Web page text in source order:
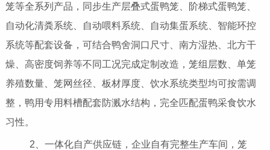
笼等全系列产品，同步生产层叠式蛋鸭笼、阶梯式蛋鸭笼、
自动化清粪系统、自动喂料系统、自动集蛋系统、智能环控
系统等配套设备，可结合鸭舍洞口尺寸、南方湿热、北方干
燥、高密度饲养等不同工况完成定制改造，笼组层数、单笼
养殖数量、笼网丝径、板材厚度、饮水系统类型均可按需调
整，鸭用专用料槽配套防溅水结构，完全匹配蛋鸭采食饮水
习性。
2、一体化自产供应链，企业自有完整生产车间，笼